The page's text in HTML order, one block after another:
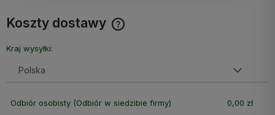
Koszty dostawy
Kraj wysyłki:
Odbiór osobisty(Odbiór w siedzibie firmy) 0,00 zł